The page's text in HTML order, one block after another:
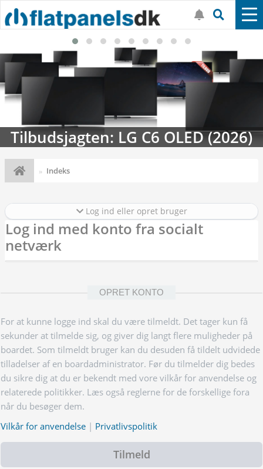
Tilbudsjagten: LG C6 OLED (2026)
Indeks
Log ind eller opret bruger
Log ind med konto fra socialt
netværk
OPRET KONTO
For at kunne logge ind skal du være tilmeldt. Det tager kun få
sekunder at tilmelde sig, og giver dig langt flere muligheder på
boardet. Som tilmeldt bruger kan du desuden få tildelt udvidede
tilladelser af en boardadministrator. Før du tilmelder dig bedes
du sikre dig at du er bekendt med vore vilkår for anvendelse og
relaterede politikker. Læs også reglerne for de forskellige fora
når du besøger dem.
Vilkår for anvendelse | Privatlivspolitik
Tilmeld